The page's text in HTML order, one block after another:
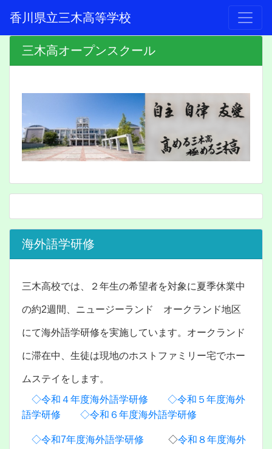
香川県立三木高等学校
三木高オープンスクール
海外語学研修
三木高校では、２年生の希望者を対象に夏季休業中
の約2週間、ニュージーランド オークランド地区
にて海外語学研修を実施しています。オークランド
に滞在中、生徒は現地のホストファミリー宅でホー
ムステイをします。
◇令和４年度海外語学研修
◇令和５年度海外
語学研修
◇令和６年度海外語学研修
◇令和7年度海外語学研修 ◇令和８年度海外